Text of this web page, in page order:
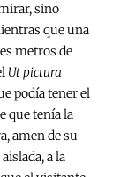
sino
que una
metros de
Ut pictura
podía tener el
que tenía la
amen de su
a la